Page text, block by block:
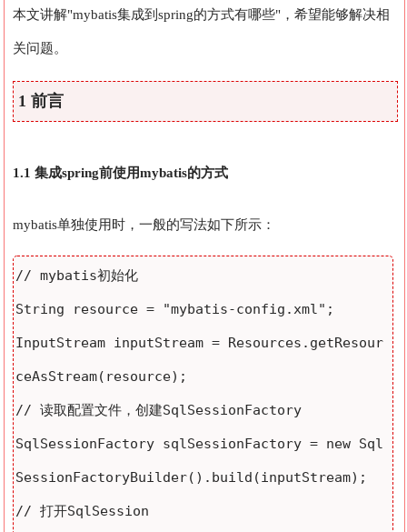
本文讲解"mybatis集成到spring的方式有哪些"，希望能够解决相
关问题。
1 前言
1.1 集成spring前使用mybatis的方式
mybatis单独使用时，一般的写法如下所示：
// mybatis初始化
String resource = "mybatis-config.xml";
InputStream inputStream = Resources.getResour
ceAsStream(resource);
// 读取配置文件，创建SqlSessionFactory
SqlSessionFactory sqlSessionFactory = new Sql
SessionFactoryBuilder().build(inputStream);
// 打开SqlSession